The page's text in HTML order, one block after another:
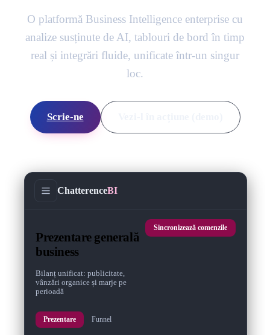
O platformă Business Intelligence enterprise cu
analize susținute de AI, tablouri de bord în timp
real și integrări fluide, unificate într-un singur
loc.
Scrie-ne
ChatterenceBI
Prezentare generală
business
Bilanț unificat: publicitate,
vânzări organice și marje pe
perioadă
Sincronizează comenzile
Prezentare Funnel